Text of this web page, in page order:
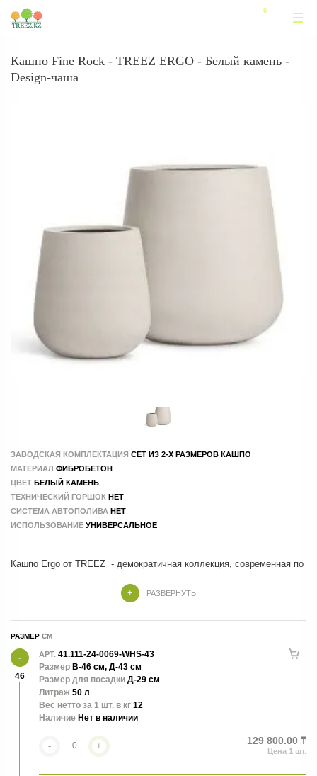
Кашпо Fine Rock - TREEZ ERGO - Белый камень -
Design-чаша
ЗАВОДСКАЯ КОМПЛЕКТАЦИЯ СЕТ ИЗ 2-Х РАЗМЕРОВ КАШПО
МАТЕРИАЛ ФИБРОБЕТОН
ЦВЕТ БЕЛЫЙ КАМЕНЬ
ТЕХНИЧЕСКИЙ ГОРШОК НЕТ
СИСТЕМА АВТОПОЛИВА НЕТ
ИСПОЛЬЗОВАНИЕ УНИВЕРСАЛЬНОЕ
Кашпо Ergo от TREEZ - демократичная коллекция, современная по
форме и стилю . Кашпо Treez изготовлены из композитных
материалов , в составе которых натуральные и экологичные
компоненты. Производство - 100 % ручной труд.
РАЗВЕРНУТЬ
РАЗМЕР
46
АРТ. 41.111-24-0069-WHS-43
Размер В-46 см, Д-43 см
Размер для посадки Д-29 см
Литраж 50 л
Вес нетто за 1 шт. в кг 12
Наличие Нет в наличии
- + 129 800.00 ₸